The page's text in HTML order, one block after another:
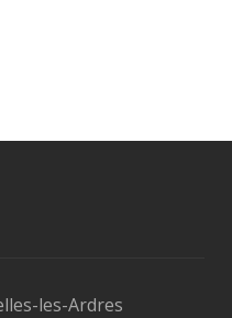
les-Ardres